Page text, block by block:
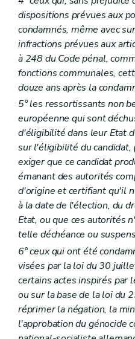
Art. 96
Chapitre VII
Du
Art. 97
Art. 98
Art. 99
Art. 100
Art. 100
bis
Art. 101
Art. 102
Art. 103
Art. 104
Chapitre VIII Du
Art. 105
Art. 106
Art. 107
Chapitre IX De la
Sectionpremière
Art. 108
Art. 109
Art. 110
Art. 110bis
Section2
De la tutelle générale
Art. 111
Art. 112
Section2bis
De la tutelle
Art.112bis
Art.112ter
Art.112quater
Art.112
dispositions prévues aux
condamnés, même avec
infractions prévues aux
à 248 du Code pénal,
fonctions communales,
douze ans après la
5° les ressortissants non
européenne qui sont
d'éligibilité dans leur Etat
sur l'éligibilité du
exiger que ce candidat
émanant des autorités
d'origine et certifiant qu'il
à la date de l'élection, du
Etat, ou que ces autorités
telle déchéance ou
6° ceux qui ont été
visées par la loi du 30
certains actes inspirés par
ou sur la base de la loi du
réprimer la négation, la
l'approbation du génocide